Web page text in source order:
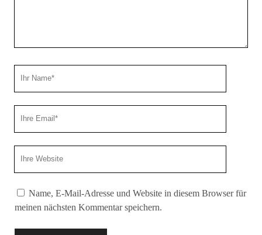
Name, E-Mail-Adresse und Website in diesem Browser für
meinen nächsten Kommentar speichern.